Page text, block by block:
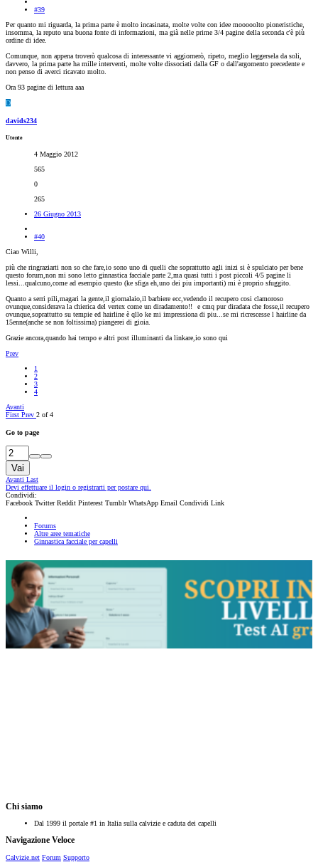
#39
Per quanto mi riguarda, la prima parte è molto incasinata, molte volte con idee mooooolto pioneristiche,
insomma, la reputo una buona fonte di informazioni, ma già nelle prime 3/4 pagine della seconda c'è più
ordine di idee.
Comunque, non appena troverò qualcosa di interessante vi aggiornerò, ripeto, meglio leggersela da soli,
davvero, la prima parte ha mille interventi, molte volte dissociati dalla GF o dall'argomento precedente e
non penso di averci ricavato molto.
Ora 93 pagine di lettura aaa
D
davids234
Utente
4 Maggio 2012
565
0
265
26 Giugno 2013
#40
Ciao Willi,
più che ringraziarti non so che fare,io sono uno di quelli che soprattutto agli inizi si è spulciato per bene
questo forum,non mi sono letto ginnastica facciale parte 2,ma quasi tutti i post piccoli 4/5 pagine li
lessi...qualcuno,come ad esempio questo (ke sfiga eh,uno dei piu importanti) mi è proprio sfuggito.
Quanto a serri pili,magari la gente,il giornalaio,il barbiere ecc,vedendo il recupero cosi clamoroso
ovunque,considerava la chierica del vertex come un diradamento!!
e cmq pur diradata che fosse,il recupero
ovunque,soprattutto su tempie ed hairline è qllo ke mi impressiona di piu...se mi ricrescesse l hairline da
15enne(anche se non foltissima) piangerei di gioia.
Grazie ancora,quando hai tempo e altri post illuminanti da linkare,io sono qui
Prev
1
2
3
4
Avanti
First Prev 2 of 4
Go to page
Vai
Avanti Last
Devi effettuare il login o registrarti per postare qui.
Condividi:
Facebook Twitter Reddit Pinterest Tumblr WhatsApp Email Condividi Link
Forums
Altre aree tematiche
Ginnastica facciale per capelli
Chi siamo
Dal 1999 il portale #1 in Italia sulla calvizie e caduta dei capelli
Navigazione Veloce
Calvizie.net Forum Supporto